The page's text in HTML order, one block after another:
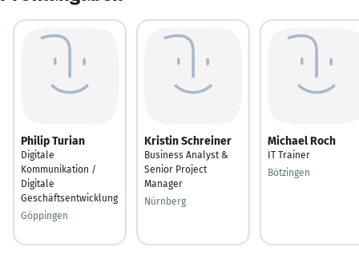
Philip Turian
Digitale
Kommunikation /
Digitale
Geschäftsentwicklung
Göppingen
Kristin Schreiner
Business Analyst &
Senior Project
Manager
Nürnberg
Michael Roch
IT Trainer
Bötzingen